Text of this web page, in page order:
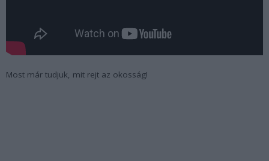
Most már tudjuk, mit rejt az okosság!